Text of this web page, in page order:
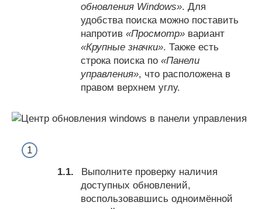
обновления Windows». Для
удобства поиска можно поставить
напротив «Просмотр» вариант
«Крупные значки». Также есть
строка поиска по «Панели
управления», что расположена в
правом верхнем углу.
Выполните проверку наличия
доступных обновлений,
воспользовавшись одноимённой